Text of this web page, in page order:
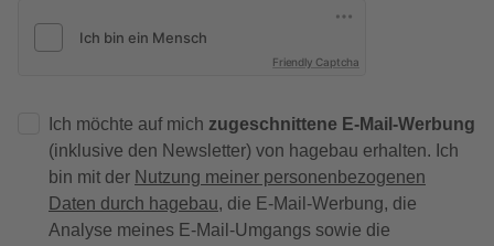
Friendly Captcha
Ich möchte auf mich zugeschnittene E-Mail-Werbung
(inklusive den Newsletter) von hagebau erhalten. Ich
bin mit der Nutzung meiner personenbezogenen
Daten durch hagebau, die E-Mail-Werbung, die
Analyse meines E-Mail-Umgangs sowie die